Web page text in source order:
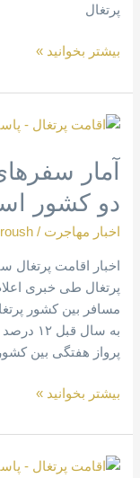
پرتغال
بیشتر بخوانید »
آمار
دو کشور
اخبار مهاجرت /
اخبار اقامت پرتغال
مسافر بین کشور
پرواز هفتگی بین
آمار
هوایی
شهروندان
دو
اسپانیا
و
پرتغال
بیشتر بخوانید »
تصمیم